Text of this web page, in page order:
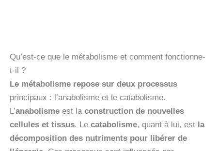
Qu’est-ce que le métabolisme et comment fonctionne-
t-il ?
Le métabolisme repose sur deux processus
principaux : l’anabolisme et le catabolisme.
L’anabolisme est laconstruction de nouvelles
cellules et tissus. Le catabolisme, quant à lui, est la
décomposition des nutriments pour libérer de